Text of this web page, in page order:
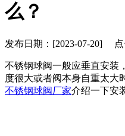
么？
发布日期：[2023-07-20] 点
不锈钢球阀一般应垂直安装
度很大或者阀本身自重太大
不锈钢球阀厂家介绍一下安